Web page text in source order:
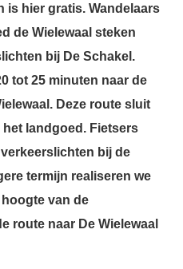
is hier gratis. Wandelaars
de Wielewaal steken
bij De Schakel.
tot 25 minuten naar de
Deze route sluit
landgoed. Fietsers
bij de
termijn realiseren we
van de
route naar De Wielewaal